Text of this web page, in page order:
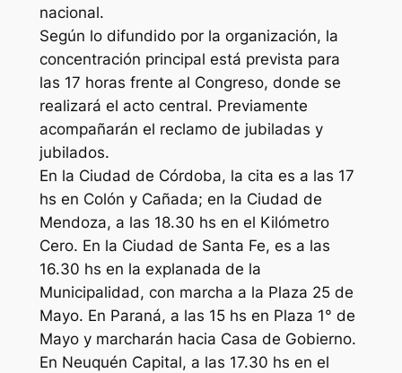
nacional.
Según lo difundido por la organización, la
concentración principal está prevista para
las 17 horas frente al Congreso, donde se
realizará el acto central. Previamente
acompañarán el reclamo de jubiladas y
jubilados.
En la Ciudad de Córdoba, la cita es a las 17
hs en Colón y Cañada; en la Ciudad de
Mendoza, a las 18.30 hs en el Kilómetro
Cero. En la Ciudad de Santa Fe, es a las
16.30 hs en la explanada de la
Municipalidad, con marcha a la Plaza 25 de
Mayo. En Paraná, a las 15 hs en Plaza 1° de
Mayo y marcharán hacia Casa de Gobierno.
En Neuquén Capital, a las 17.30 hs en el